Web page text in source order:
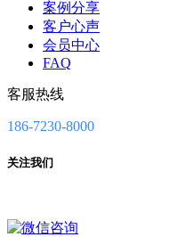
案例分享
客户心声
会员中心
FAQ
客服热线
186-7230-8000
关注我们